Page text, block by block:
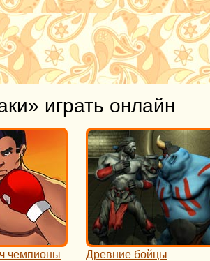
играть онлайн
чемпионы Древние бойцы